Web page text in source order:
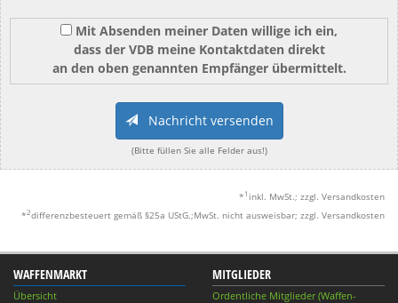
Mit Absenden meiner Daten willige ich ein,
dass der VDB meine Kontaktdaten direkt
an den oben genannten Empfänger übermittelt.
Nachricht versenden
(Bitte füllen Sie alle Felder aus!)
* 1 inkl. MwSt.; zzgl. Versandkosten
*2differenzbesteuert gemäß §25a UStG.;MwSt. nicht ausweisbar; zzgl. Versandkosten
WAFFENMARKT
Übersicht
MITGLIEDER
Ordentliche Mitglieder (Waffen-